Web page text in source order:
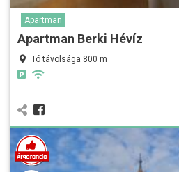
Apartman
Apartman Berki Hévíz
Tó távolsága 800 m